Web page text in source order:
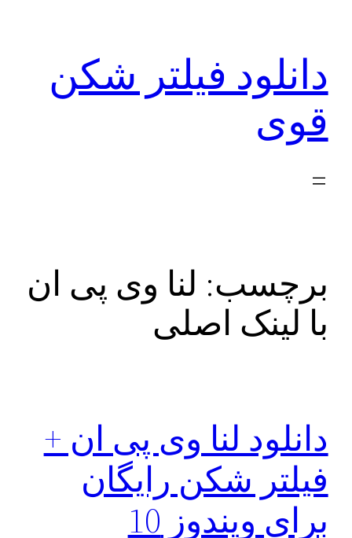
دانلود فیلتر شکن
قوی
برچسب: لنا وی پی ان
با لینک اصلی
دانلود لنا وی پی ان +
فیلتر شکن رایگان
برای ویندوز 10